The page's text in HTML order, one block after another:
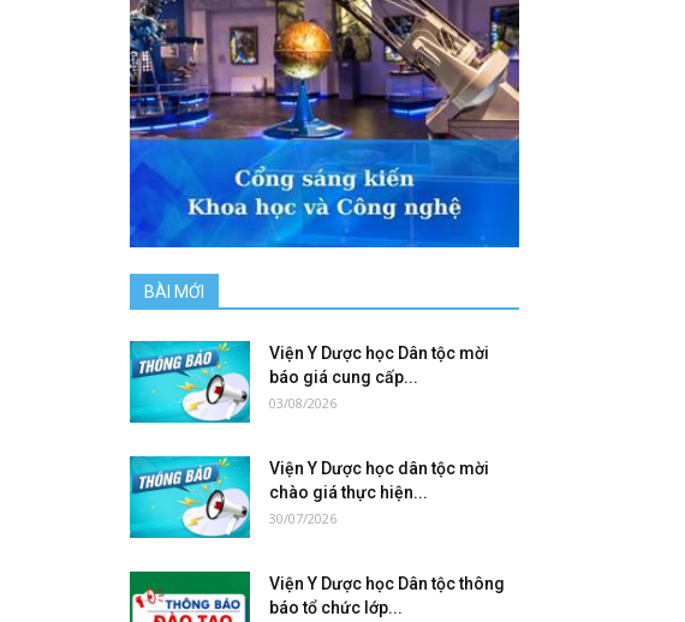
BÀI MỚI
Viện Y Dược học Dân tộc mời
báo giá cung cấp...
03/08/2026
Viện Y Dược học dân tộc mời
chào giá thực hiện...
30/07/2026
Viện Y Dược học Dân tộc thông
báo tổ chức lớp...